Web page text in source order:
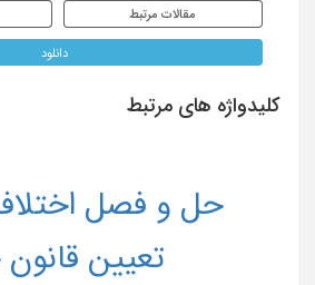
مقالات مرتبط
دانلود
کلیدواژه های مرتبط
تعیین
حل و فصل